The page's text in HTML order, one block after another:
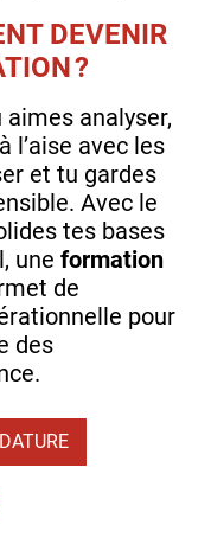
DEVENIR
?
analyser,
l’aise avec les
et tu gardes
Avec le
tes bases
une formation
de
pour
des